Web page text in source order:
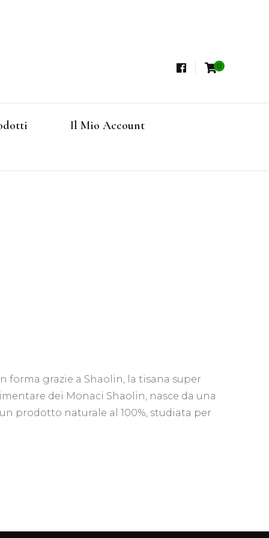
Tisane Terapeutiche Esclusive, Tè Pregiati
0
Il Mio Account
grazie a Shaolin, la tisana super
dei Monaci Shaolin, nasce da una
prodotto naturale al 100%, studiata per